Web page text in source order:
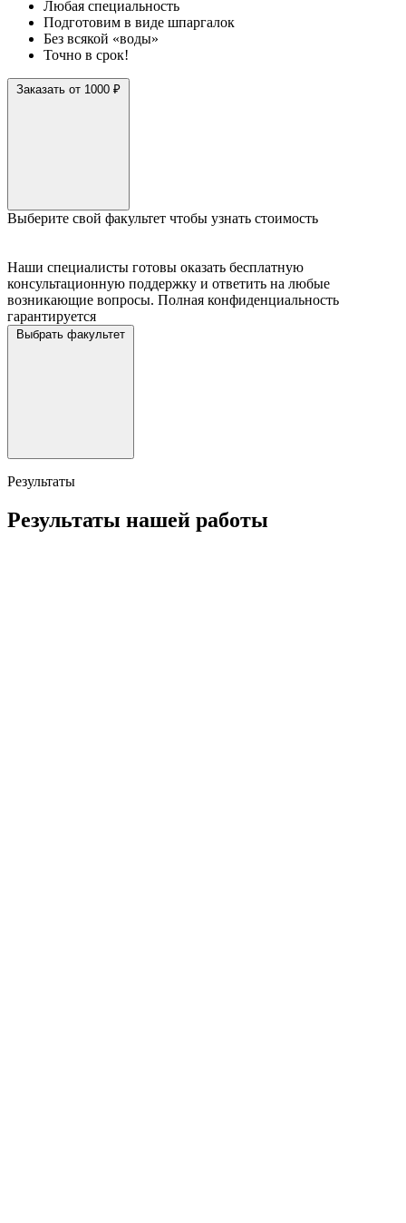
Любая специальность
Подготовим в виде шпаргалок
Без всякой «воды»
Точно в срок!
Заказать от 1000 ₽
Выберите свой факультет чтобы узнать стоимость
Наши специалисты готовы оказать бесплатную
консультационную поддержку и ответить на любые
возникающие вопросы. Полная конфиденциальность
гарантируется
Выбрать факультет
Результаты
Результаты нашей работы